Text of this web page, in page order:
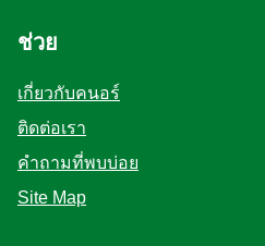
ช่วย
เกี่ยวกับคนอร์
ติดต่อเรา
คำถามที่พบบ่อย
Site Map